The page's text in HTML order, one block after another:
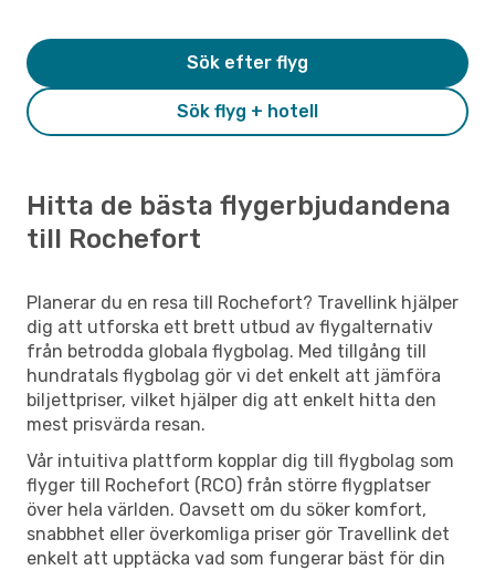
Sök flyg + hotell
Sök efter flyg
Hitta de bästa flygerbjudandena
till Rochefort
Planerar du en resa till Rochefort? Travellink hjälper
dig att utforska ett brett utbud av flygalternativ
från betrodda globala flygbolag. Med tillgång till
hundratals flygbolag gör vi det enkelt att jämföra
biljettpriser, vilket hjälper dig att enkelt hitta den
mest prisvärda resan.
Vår intuitiva plattform kopplar dig till flygbolag som
flyger till Rochefort (RCO) från större flygplatser
över hela världen. Oavsett om du söker komfort,
snabbhet eller överkomliga priser gör Travellink det
enkelt att upptäcka vad som fungerar bäst för din